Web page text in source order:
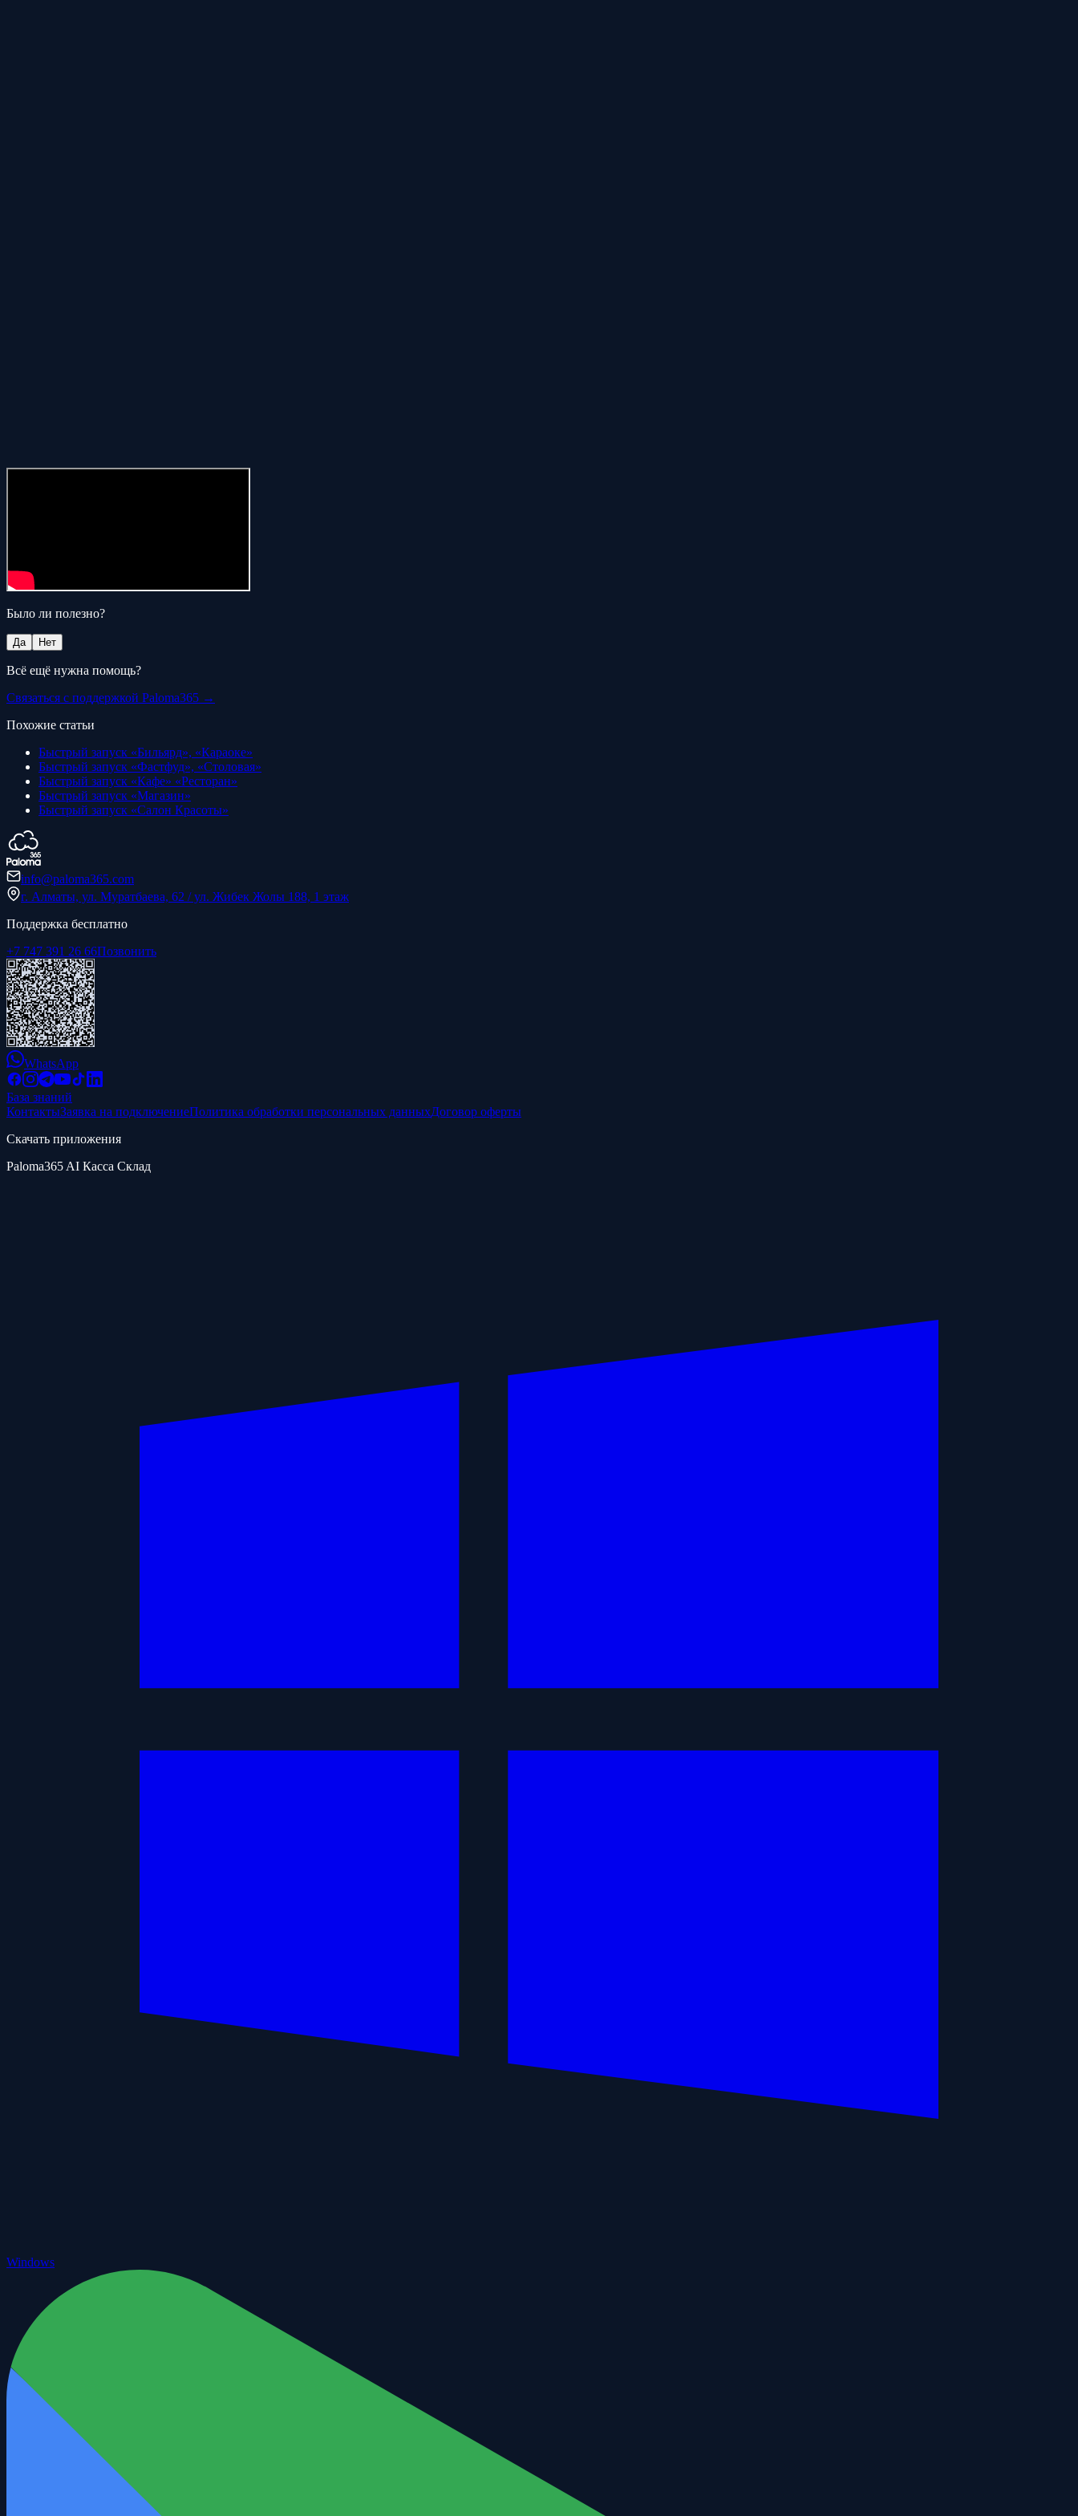
Было ли полезно?
Да Нет
Всё ещё нужна помощь?
Связаться с поддержкой Paloma365 →
Похожие статьи
Быстрый запуск «Бильярд», «Караоке»
Быстрый запуск «Фастфуд», «Столовая»
Быстрый запуск «Кафе» «Ресторан»
Быстрый запуск «Магазин»
Быстрый запуск «Салон Красоты»
info@paloma365.com
г. Алматы, ул. Муратбаева, 62 / ул. Жибек Жолы 188, 1 этаж
Поддержка бесплатно
+7 747 391 26 66Позвонить
WhatsApp
База знаний
КонтактыЗаявка на подключениеПолитика обработки персональных данныхДоговор оферты
Скачать приложения
Paloma365 AI Касса Склад
Windows